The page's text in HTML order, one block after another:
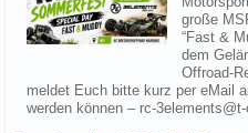
große
“Fast &
dem
Offroad-
meldet Euch bitte kurz per eMail
werden können – rc-